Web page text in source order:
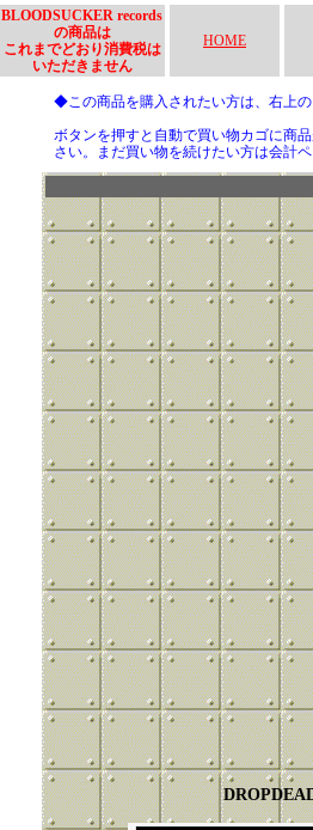
BLOODSUCKER records
の商品は
これまでどおり消費税は
いただきません
HOME
◆この商品を購入されたい方は、右上
ボタンを押すと自動で買い物カゴに商
さい。まだ買い物を続けたい方は会計